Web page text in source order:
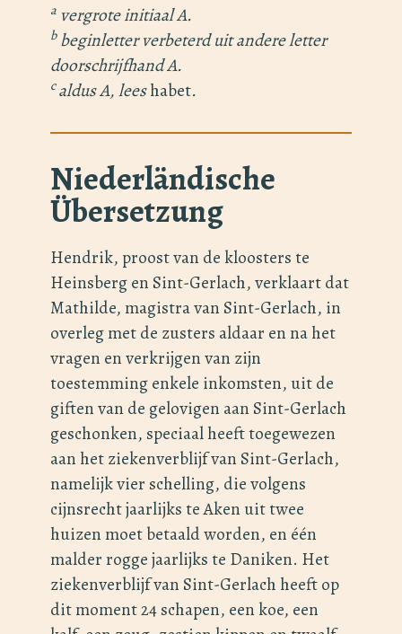
a vergrote initiaal A.
bbeginletter verbeterd uit andere letter
doorschrijfhand A.
caldus A, leeshabet.
Niederländische
Übersetzung
Hendrik, proost van de kloosters te
Heinsberg en Sint-Gerlach, verklaart dat
Mathilde, magistra van Sint-Gerlach, in
overleg met de zusters aldaar en na het
vragen en verkrijgen van zijn
toestemming enkele inkomsten, uit de
giften van de gelovigen aan Sint-Gerlach
geschonken, speciaal heeft toegewezen
aan het ziekenverblijf van Sint-Gerlach,
namelijk vier schelling, die volgens
cijnsrecht jaarlijks te Aken uit twee
huizen moet betaald worden, en één
malder rogge jaarlijks te Daniken. Het
ziekenverblijf van Sint-Gerlach heeft op
dit moment 24 schapen, een koe, een